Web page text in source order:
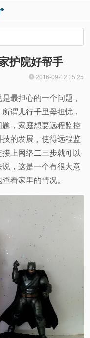
护院好帮手
2016-09-12 15:25
最担心的一个问题，
谓儿行千里母担忧，
，家庭想要远程监控
的发展，使得远程监
上网络二三步就可以
，这是一个有很大意
看家里的情况。